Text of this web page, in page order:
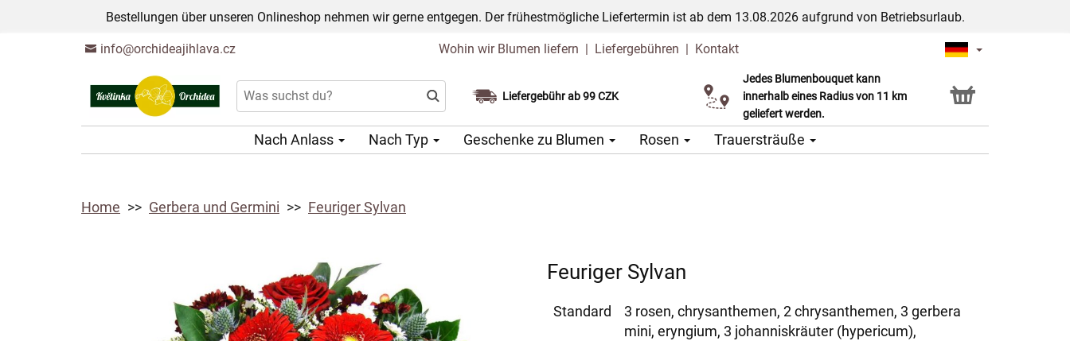
Bestellungen über unseren Onlineshop nehmen wir gerne entgegen. Der frühestmögliche Liefertermin ist ab dem 13.08.2026 aufgrund von Betriebsurlaub.
info@orchideajihlava.cz Wohin wir Blumen liefern | Liefergebühren | Kontakt
Liefergebühr ab 99 CZK
Wählen Sie Ihr Lieferdatum
Jedes Blumenbouquet kann
innerhalb eines Radius von 11 km
geliefert werden.
Click & Collect Service
Nach Anlass Nach Typ Geschenke zu Blumen Rosen Trauersträuße
Home Gerbera und Germini Feuriger Sylvan
Feuriger Sylvan
Standard
3 rosen, chrysanthemen, 2 chrysanthemen, 3 gerbera
mini, eryngium, 3 johanniskräuter (hypericum),